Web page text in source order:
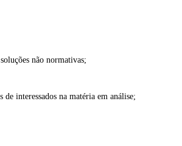
não normativas;
interessados na matéria em análise;